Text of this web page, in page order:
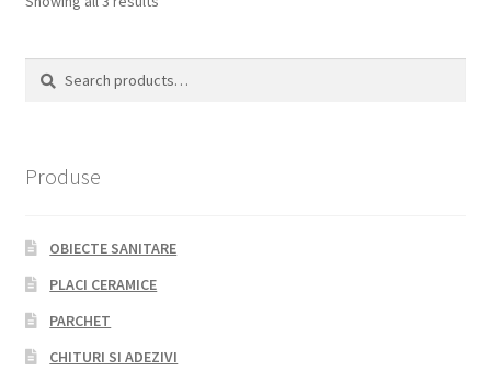
Search
Search
Produse
OBIECTE SANITARE
PLACI CERAMICE
PARCHET
CHITURI SI ADEZIVI